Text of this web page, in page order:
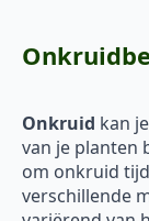
Onkruid kan
van je planten
om onkruid
verschillende